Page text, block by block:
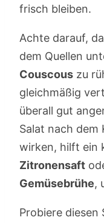
frisch bleiben.
Achte darauf,
dem Quellen
Couscous zu
gleichmäßig
überall gut
Salat nach dem
wirken, hilft ein
Zitronensaft
Gemüsebrühe,
Probiere diesen